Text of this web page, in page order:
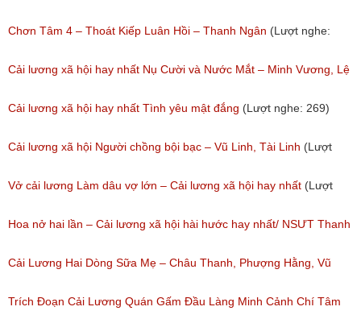
Chơn Tâm 4 – Thoát Kiếp Luân Hồi – Thanh Ngân (Lượt nghe:
267)
Cải lương xã hội hay nhất Nụ Cười và Nước Mắt – Minh Vương, Lệ
Thủy
(Lượt nghe: 776)
Cải lương xã hội hay nhất Tình yêu mật đắng (Lượt nghe: 269)
Cải lương xã hội Người chồng bội bạc – Vũ Linh, Tài Linh (Lượt
nghe: 473)
Vở cải lương Làm dâu vợ lớn – Cải lương xã hội hay nhất (Lượt
nghe: 383)
Hoa nở hai lần – Cải lương xã hội hài hước hay nhất/ NSƯT Thanh
Ngân, NSƯT Vũ Linh
(Lượt nghe: 191)
Cải Lương Hai Dòng Sữa Mẹ – Châu Thanh, Phượng Hằng, Vũ
Minh Vương, Linh Vương, Phương Hồng Thủy
Trích Đoạn Cải Lương Quán Gấm Đầu Làng Minh Cảnh Chí Tâm